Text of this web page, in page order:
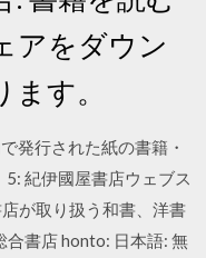
アをダウン
す。
発行された紙の書籍・
紀伊國屋書店ウェブス
が取り扱う和書、洋書
合書店 honto: 日本語: 無